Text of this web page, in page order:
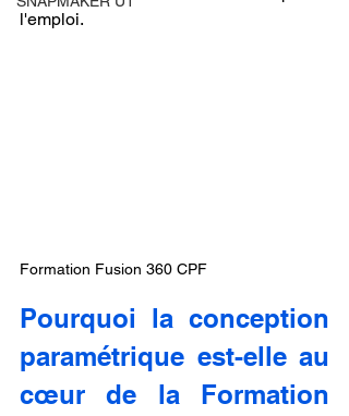
l'emploi.
Formation Fusion 360 CPF
Pourquoi la conception
paramétrique est-elle au
cœur de la Formation